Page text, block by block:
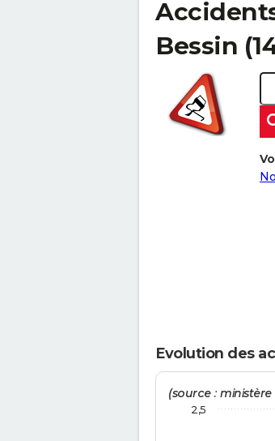
Bessin
Evolution des
(source :
2,5